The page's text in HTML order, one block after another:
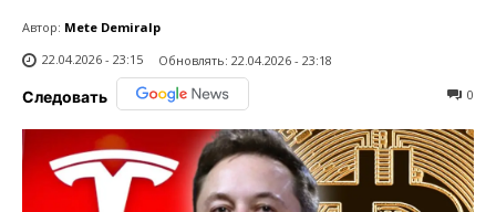
Автор: Mete Demiralp
22.04.2026 - 23:15
Обновлять: 22.04.2026 - 23:18
Следовать 0